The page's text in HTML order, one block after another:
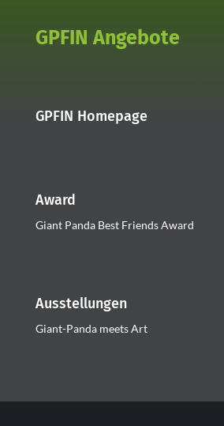
GPFIN Angebote
GPFIN Homepage
Award
Giant Panda Best Friends Award
Ausstellungen
Giant-Panda meets Art